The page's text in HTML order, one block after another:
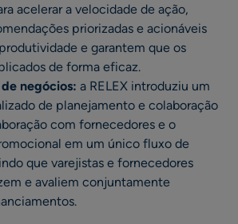
acelerar a velocidade de ação,
priorizadas e acionáveis
e garantem que os
de forma eficaz.
negócios: a RELEX introduziu um
de planejamento e colaboração
com fornecedores e o
em um único fluxo de
que varejistas e fornecedores
e avaliem conjuntamente